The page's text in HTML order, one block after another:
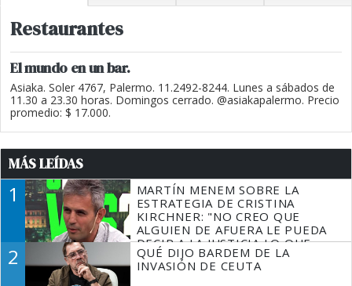
Restaurantes
El mundo en un bar.
Asiaka. Soler 4767, Palermo. 11.2492-8244. Lunes a sábados de
11.30 a 23.30 horas. Domingos cerrado. @asiakapalermo. Precio
promedio: $ 17.000.
MÁS LEÍDAS
1
MARTÍN MENEM SOBRE LA
ESTRATEGIA DE CRISTINA
KIRCHNER: "NO CREO QUE
ALGUIEN DE AFUERA LE PUEDA
DECIR A LA JUSTICIA LO QUE
TIENE QUE HACER"
2
QUÉ DIJO BARDEM DE LA
INVASIÓN DE CEUTA